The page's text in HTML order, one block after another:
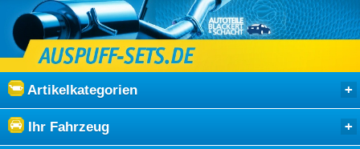
Artikelkategorien
Ihr Fahrzeug